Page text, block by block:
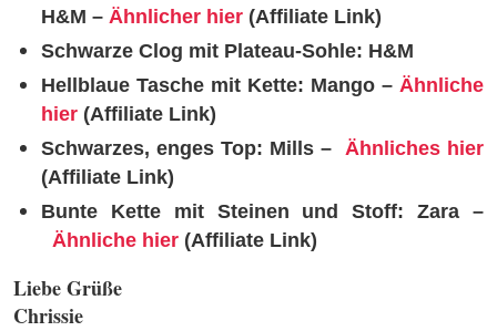
H&M – Ähnlicher hier (Affiliate Link)
Schwarze Clog mit Plateau-Sohle: H&M
Hellblaue Tasche mit Kette: Mango – Ähnliche
hier (Affiliate Link)
Schwarzes, enges Top: Mills –
Ähnliches hier
(Affiliate Link)
Bunte Kette mit Steinen und Stoff: Zara –
Ähnliche hier (Affiliate Link)
Liebe Grüße
Chrissie